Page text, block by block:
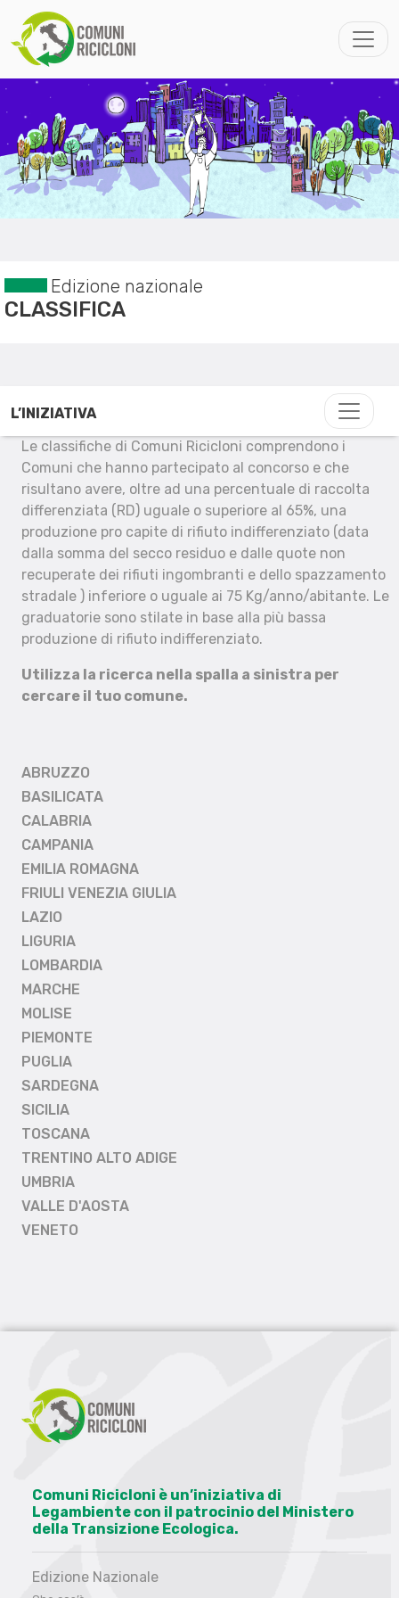
Edizione nazionale
CLASSIFICA
L’INIZIATIVA
Le classifiche di Comuni Ricicloni comprendono i
Comuni che hanno partecipato al concorso e che
risultano avere, oltre ad una percentuale di raccolta
differenziata (RD) uguale o superiore al 65%, una
produzione pro capite di rifiuto indifferenziato (data
dalla somma del secco residuo e dalle quote non
recuperate dei rifiuti ingombranti e dello spazzamento
stradale ) inferiore o uguale ai 75 Kg/anno/abitante. Le
graduatorie sono stilate in base alla più bassa
produzione di rifiuto indifferenziato.
Utilizza la ricerca nella spalla a sinistra per
cercare il tuo comune.
ABRUZZO
BASILICATA
CALABRIA
CAMPANIA
EMILIA ROMAGNA
FRIULI VENEZIA GIULIA
LAZIO
LIGURIA
LOMBARDIA
MARCHE
MOLISE
PIEMONTE
PUGLIA
SARDEGNA
SICILIA
TOSCANA
TRENTINO ALTO ADIGE
UMBRIA
VALLE D'AOSTA
VENETO
Comuni Ricicloni è un’iniziativa di
Legambiente con il patrocinio del Ministero
della Transizione Ecologica.
Edizione Nazionale